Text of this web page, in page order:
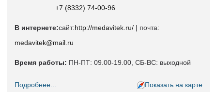
+7 (8332) 74-00-96
В интернете:сайт:http://medavitek.ru/ | почта:
medavitek@mail.ru
Время работы: ПН-ПТ: 09.00-19.00, СБ-ВС: выходной
Подробнее... Показать на карте